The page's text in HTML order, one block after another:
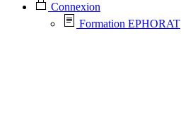
Connexion
Formation EPHORAT